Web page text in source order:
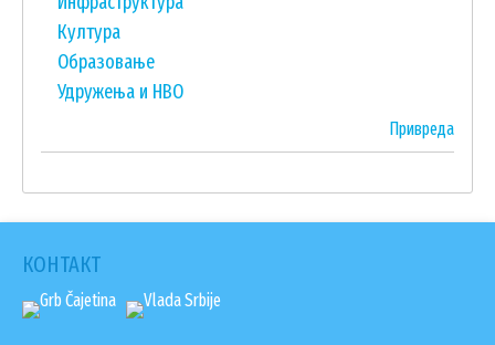
Култура
Образовање
Удружења и НВО
traversal
links
for
О
Општини
Привреда
КОНТАКТ